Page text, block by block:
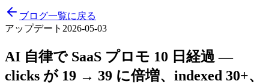
ブログ一覧に戻る
アップデート 2026-05-03
AI 自律で SaaS プロモ 10 日経過 —
clicks が 19 → 39 に倍増、indexed 30+、